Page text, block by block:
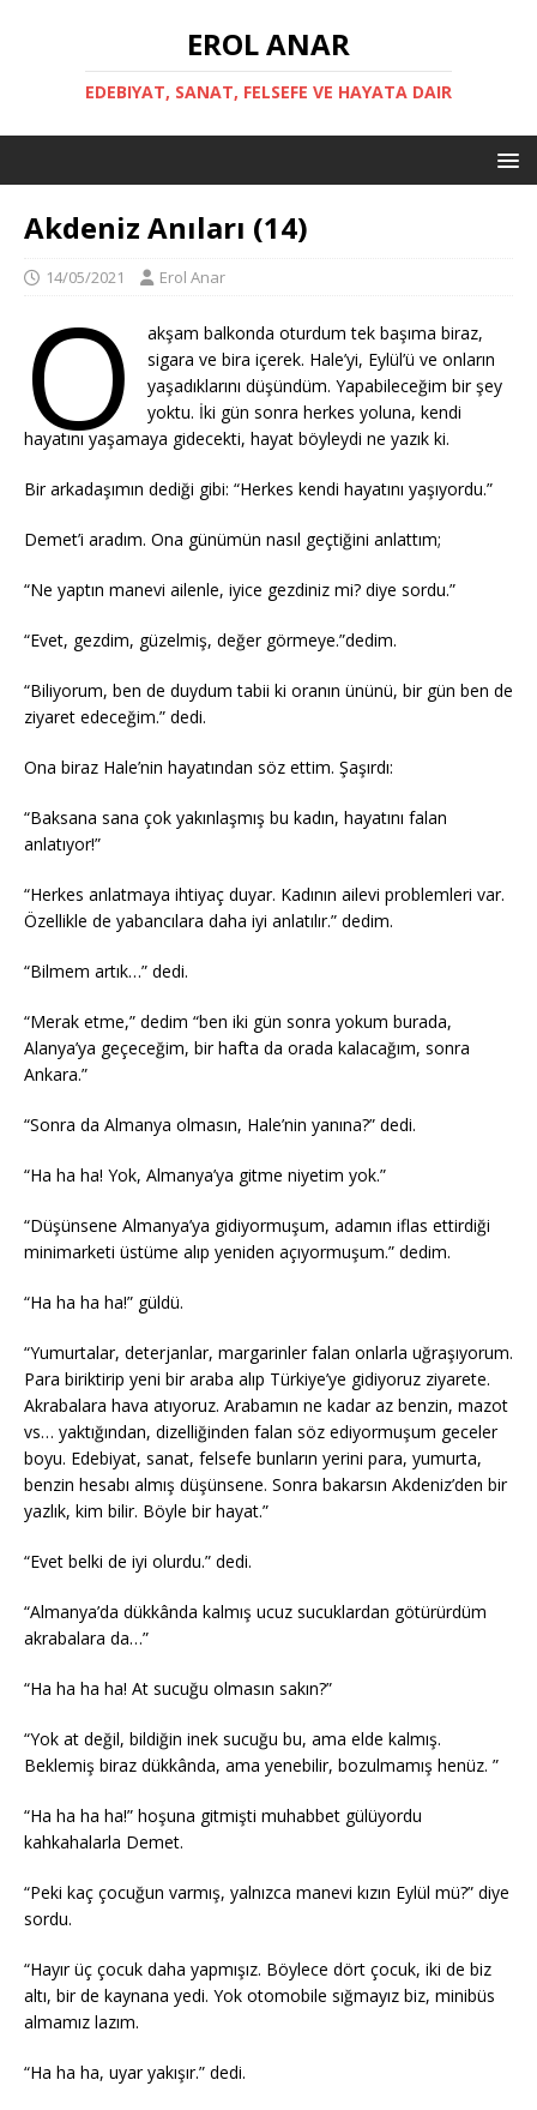
EROL ANAR
EDEBIYAT, SANAT, FELSEFE VE HAYATA DAIR
Akdeniz Anıları (14)
14/05/2021 Erol Anar
O
akşam balkonda oturdum tek başıma biraz,
sigara ve bira içerek. Hale’yi, Eylül’ü ve onların
yaşadıklarını düşündüm. Yapabileceğim bir şey
yoktu. İki gün sonra herkes yoluna, kendi
hayatını yaşamaya gidecekti, hayat böyleydi ne yazık ki.
Bir arkadaşımın dediği gibi: “Herkes kendi hayatını yaşıyordu.”
Demet’i aradım. Ona günümün nasıl geçtiğini anlattım;
“Ne yaptın manevi ailenle, iyice gezdiniz mi? diye sordu.”
“Evet, gezdim, güzelmiş, değer görmeye.”dedim.
“Biliyorum, ben de duydum tabii ki oranın ününü, bir gün ben de
ziyaret edeceğim.” dedi.
Ona biraz Hale’nin hayatından söz ettim. Şaşırdı:
“Baksana sana çok yakınlaşmış bu kadın, hayatını falan
anlatıyor!”
“Herkes anlatmaya ihtiyaç duyar. Kadının ailevi problemleri var.
Özellikle de yabancılara daha iyi anlatılır.” dedim.
“Bilmem artık…” dedi.
“Merak etme,” dedim “ben iki gün sonra yokum burada,
Alanya’ya geçeceğim, bir hafta da orada kalacağım, sonra
Ankara.”
“Sonra da Almanya olmasın, Hale’nin yanına?” dedi.
“Ha ha ha! Yok, Almanya’ya gitme niyetim yok.”
“Düşünsene Almanya’ya gidiyormuşum, adamın iflas ettirdiği
minimarketi üstüme alıp yeniden açıyormuşum.” dedim.
“Ha ha ha ha!” güldü.
“Yumurtalar, deterjanlar, margarinler falan onlarla uğraşıyorum.
Para biriktirip yeni bir araba alıp Türkiye’ye gidiyoruz ziyarete.
Akrabalara hava atıyoruz. Arabamın ne kadar az benzin, mazot
vs… yaktığından, dizelliğinden falan söz ediyormuşum geceler
boyu. Edebiyat, sanat, felsefe bunların yerini para, yumurta,
benzin hesabı almış düşünsene. Sonra bakarsın Akdeniz’den bir
yazlık, kim bilir. Böyle bir hayat.”
“Evet belki de iyi olurdu.” dedi.
“Almanya’da dükkânda kalmış ucuz sucuklardan götürürdüm
akrabalara da…”
“Ha ha ha ha! At sucuğu olmasın sakın?”
“Yok at değil, bildiğin inek sucuğu bu, ama elde kalmış.
Beklemiş biraz dükkânda, ama yenebilir, bozulmamış henüz. ”
“Ha ha ha ha!” hoşuna gitmişti muhabbet gülüyordu
kahkahalarla Demet.
“Peki kaç çocuğun varmış, yalnızca manevi kızın Eylül mü?” diye
sordu.
“Hayır üç çocuk daha yapmışız. Böylece dört çocuk, iki de biz
altı, bir de kaynana yedi. Yok otomobile sığmayız biz, minibüs
almamız lazım.
“Ha ha ha, uyar yakışır.” dedi.